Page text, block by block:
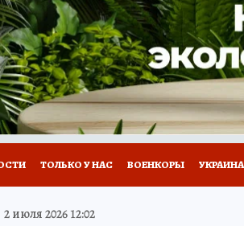
НЕДВИЖИМОСТЬ ТЕЛЕВИЗОР
РЕКЛАМА ТЕСТЫ НОВОЕ НА
ТОЛЬКО У НАС ВОЕНКОРЫ
РОССИЯ
2 июля 2026 12:02